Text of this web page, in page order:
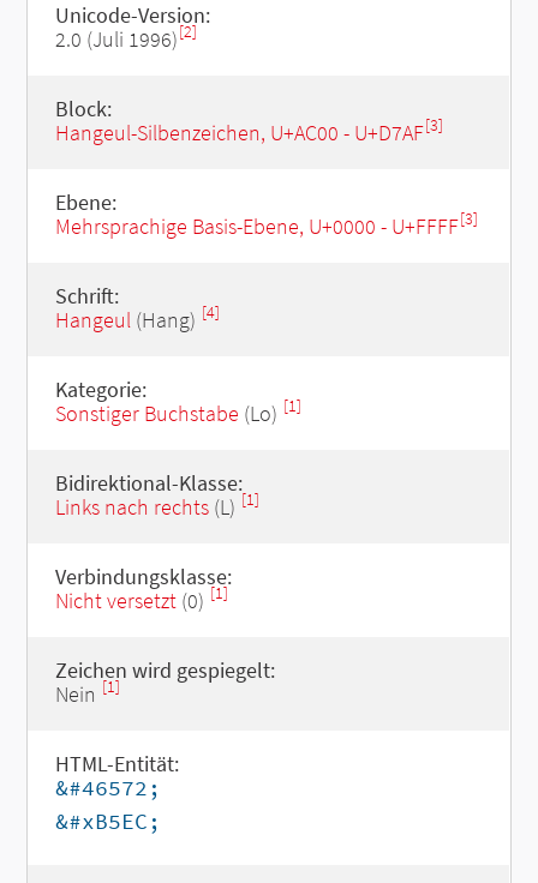
Unicode-Version:
2.0 (Juli 1996)[2]
Block:
Hangeul-Silbenzeichen, U+AC00 - U+D7AF[3]
Ebene:
Mehrsprachige Basis-Ebene, U+0000 - U+FFFF[3]
Schrift:
Hangeul(Hang) [4]
Kategorie:
Sonstiger Buchstabe (Lo) [1]
Bidirektional-Klasse:
Links nach rechts(L) [1]
Verbindungsklasse:
Nicht versetzt(0) [1]
Zeichen wird gespiegelt:
Nein [1]
HTML-Entität:
&#46572;
&#xB5EC;